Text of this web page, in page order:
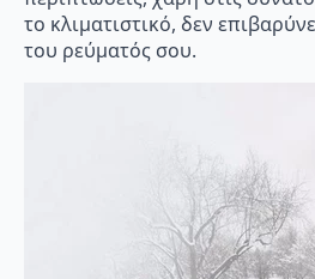
το κλιματιστικό, δεν
του ρεύματός σου.